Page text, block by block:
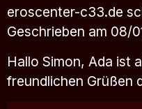
eroscenter-c33.de
Geschrieben am 08/
Hallo Simon, Ada ist
freundlichen Grüßen